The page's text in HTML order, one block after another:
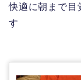
快適に朝まで目
す